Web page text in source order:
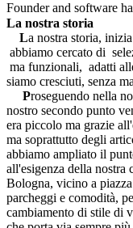
Founder and software
La nostra storia
La nostra storia, inizia
abbiamo cercato di
ma funzionali, adatti
siamo cresciuti, senza
Proseguendo nella
nostro secondo punto
era piccolo ma grazie
ma soprattutto degli
abbiamo ampliato il
all'esigenza della
Bologna, vicino a
parcheggi e comodità,
cambiamento di stile di